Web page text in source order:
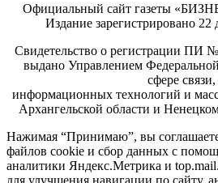
Официальный сайт газеты
Издание зарегистрировано 22
Свидетельство о регистрации ПИ
выдано Управлением
сфере связи,
информационных технологий и
Архангельской области и
Нажимая “Принимаю”, вы
файлов cookie и сбор данных с
аналитики Яндекс.Метрика и
для улучшения навигации по сайту,